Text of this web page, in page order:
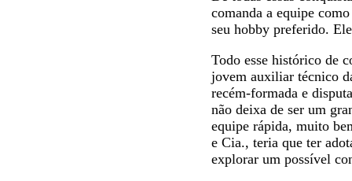
comanda a equipe
seu hobby preferido.
Todo esse histórico de
jovem auxiliar técnico
recém-formada e
não deixa de ser um
equipe rápida, muito
e Cia., teria que ter
explorar um possível